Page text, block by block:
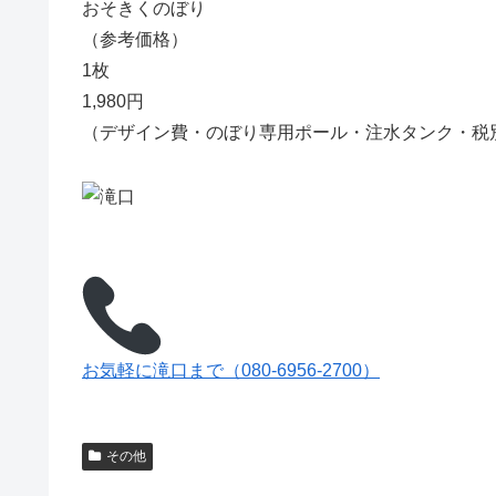
おそきくのぼり
（参考価格）
1枚
1,980円
（デザイン費・のぼり専用ポール・注水タンク・税
お気軽に滝口まで（080-6956-2700）
その他